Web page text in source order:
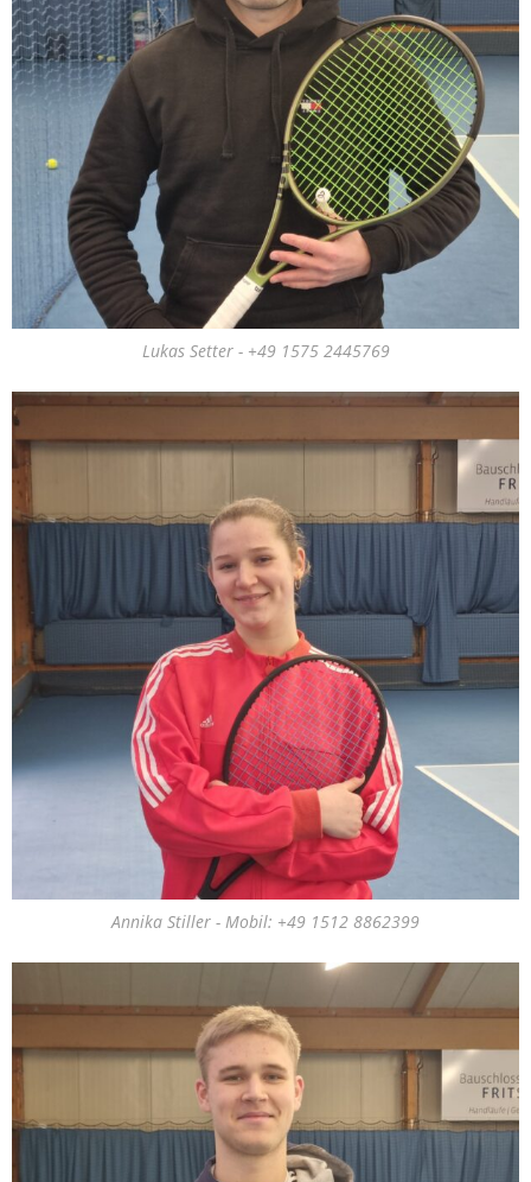
Lukas Setter - +49 1575 2445769
Annika Stiller - Mobil: +49 1512 8862399